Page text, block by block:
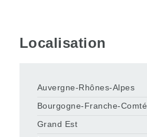
Localisation
Auvergne-Rhônes-Alpes
Bourgogne-Franche-Comté
Grand Est